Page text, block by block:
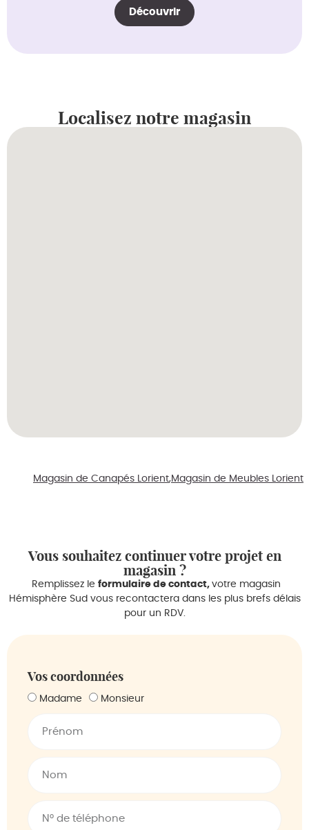
Découvrir
Localisez notre magasin
Magasin de Canapés Lorient Magasin de Meubles Lorient
Vous souhaitez continuer votre projet en
magasin ?
Remplissez le formulaire de contact, votre magasin
Hémisphère Sud vous recontactera dans les plus brefs délais
pour un RDV.
Vos coordonnées
Madame Monsieur